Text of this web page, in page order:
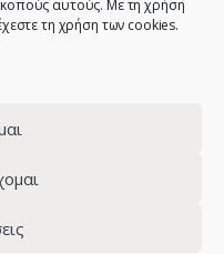
αυτούς. Με τη χρήση
τη χρήση των cookies.
-
| Web design: